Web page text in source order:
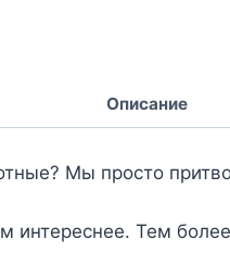
Описание
Мы просто
интереснее. Тем